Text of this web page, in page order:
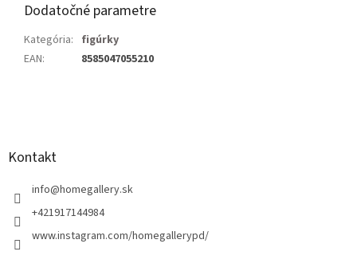
Dodatočné parametre
Kategória: figúrky
EAN: 8585047055210
Kontakt
info@homegallery.sk
+421917144984
www.instagram.com/homegallerypd/